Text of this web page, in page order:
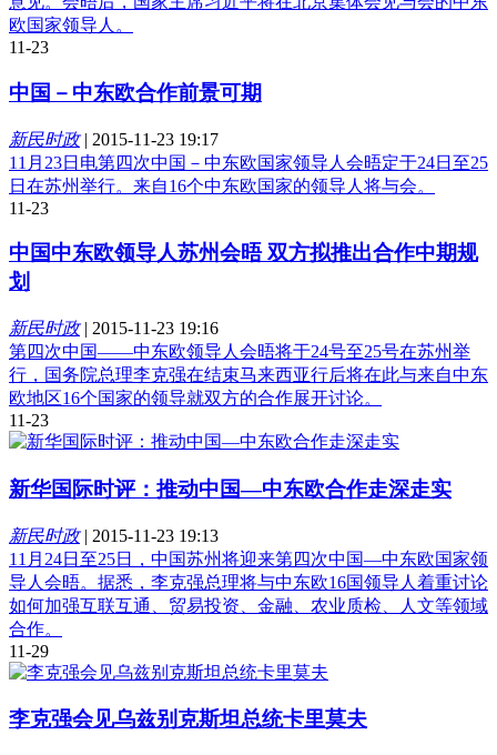
欧国家领导人。
11-23
中国－中东欧合作前景可期
新民时政| 2015-11-23 19:17
11月23日电第四次中国－中东欧国家领导人会晤定于24日至25
日在苏州举行。来自16个中东欧国家的领导人将与会。
11-23
中国中东欧领导人苏州会晤 双方拟推出合作中期规
划
新民时政| 2015-11-23 19:16
第四次中国——中东欧领导人会晤将于24号至25号在苏州举
行，国务院总理李克强在结束马来西亚行后将在此与来自中东
欧地区16个国家的领导就双方的合作展开讨论。
11-23
新华国际时评：推动中国—中东欧合作走深走实
新民时政| 2015-11-23 19:13
11月24日至25日，中国苏州将迎来第四次中国—中东欧国家领
导人会晤。据悉，李克强总理将与中东欧16国领导人着重讨论
如何加强互联互通、贸易投资、金融、农业质检、人文等领域
合作。
11-29
李克强会见乌兹别克斯坦总统卡里莫夫